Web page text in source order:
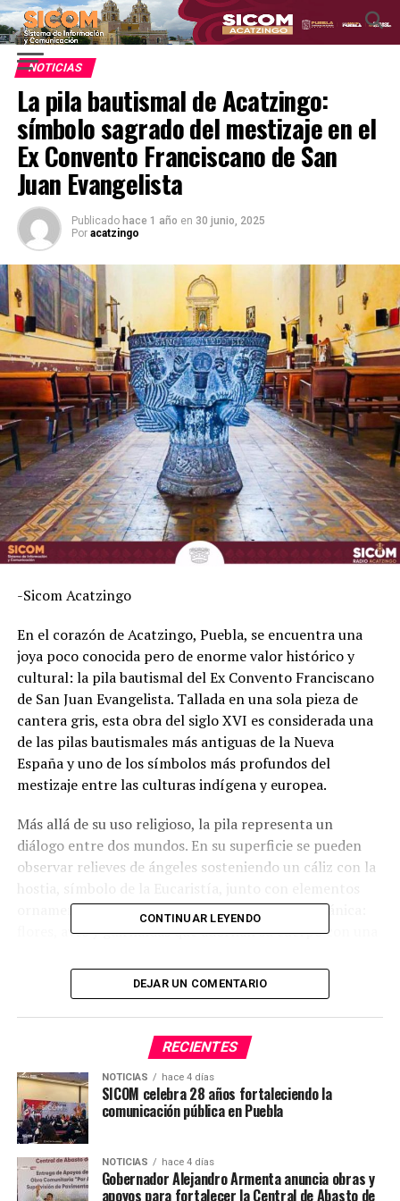
NOTICIAS
La pila bautismal de Acatzingo:
símbolo sagrado del mestizaje en el
Ex Convento Franciscano de San
Juan Evangelista
Publicado hace 1 año en 30 junio, 2025
Por acatzingo
-Sicom Acatzingo
En el corazón de Acatzingo, Puebla, se encuentra una
joya poco conocida pero de enorme valor histórico y
cultural: la pila bautismal del Ex Convento Franciscano
de San Juan Evangelista. Tallada en una sola pieza de
cantera gris, esta obra del siglo XVI es considerada una
de las pilas bautismales más antiguas de la Nueva
España y uno de los símbolos más profundos del
mestizaje entre las culturas indígena y europea.
Más allá de su uso religioso, la pila representa un
diálogo entre dos mundos. En su superficie se pueden
observar relieves de ángeles sosteniendo un cáliz con la
ornamentales inspirados en la tradición prehispánica:
flores, aves y guirnaldas que adornan su cuerpo con una
La pila está coronada por el escudo histórico de
Acatzingo, que incluye una línea ondulante que
representa el río Tetzahuapán, carrizos que hacen
alusión al nombre náhuatl Acatzinco (“lugar de carrizos
pequeños”) y un corazón atravesado por espinas y
garras de águila, símbolo del sufrimiento, la fuerza y la
identidad profunda del pueblo.
Ubicada dentro del Ex Convento Franciscano de San
Juan Evangelista, uno de los primeros centros de
CONTINUAR LEYENDO
DEJAR UN COMENTARIO
RECIENTES
NOTICIAS hace 4 días
SICOM celebra 28 años fortaleciendo la
comunicación pública en Puebla
NOTICIAS hace 4 días
Gobernador Alejandro Armenta anuncia obras y
apoyos para fortalecer la Central de Abasto de